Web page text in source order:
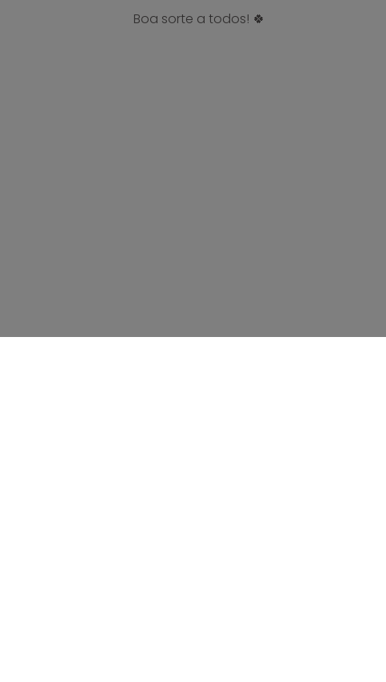
Boa sorte a todos! 🍀